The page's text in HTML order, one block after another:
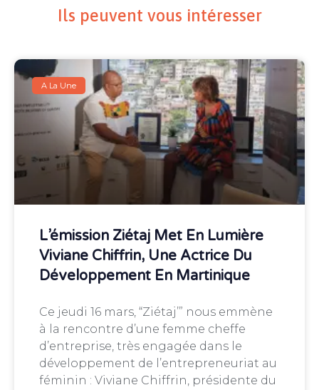
Ils peuvent vous intéresser
A La Une
L’émission Ziétaj Met En Lumière
Viviane Chiffrin, Une Actrice Du
Développement En Martinique
Ce jeudi 16 mars, “Ziétaj’” nous emmène
à la rencontre d’une femme cheffe
d’entreprise, très engagée dans le
développement de l’entrepreneuriat au
féminin : Viviane Chiffrin, présidente du